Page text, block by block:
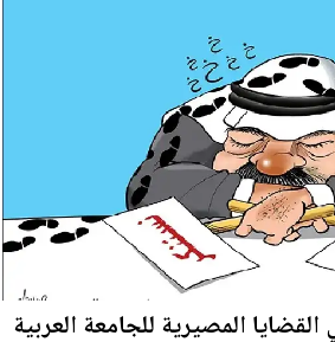
المصيرية للجامعة العربية